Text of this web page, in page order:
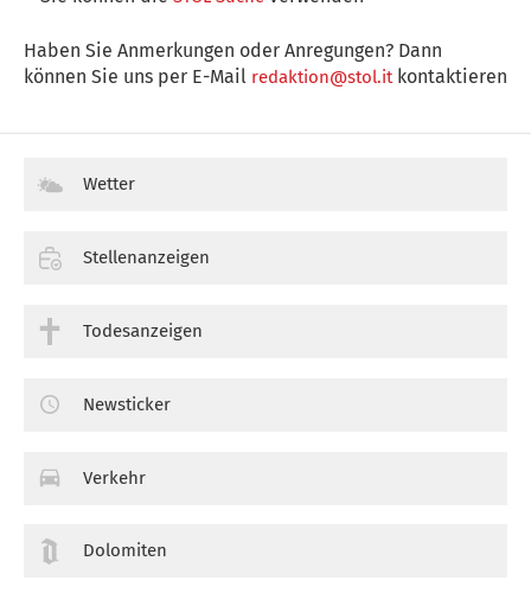
Haben Sie Anmerkungen oder Anregungen? Dann
können Sie uns per E-Mail redaktion@stol.itkontaktieren
Wetter
Stellenanzeigen
Todesanzeigen
Newsticker
Verkehr
Dolomiten